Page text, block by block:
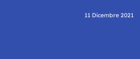
11 Dicembre 2021